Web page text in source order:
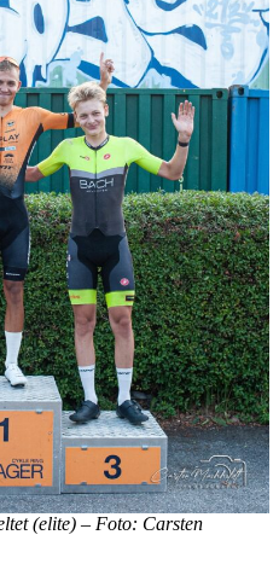
(elite) – Foto: Carsten